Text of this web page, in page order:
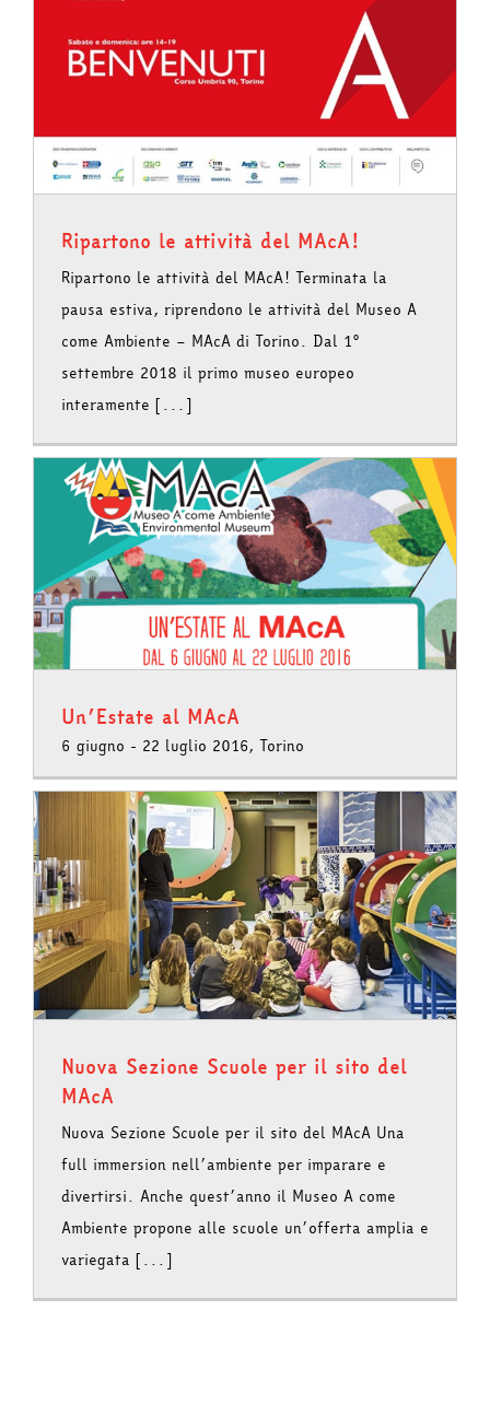
Ripartono le attività del MAcA!
Ripartono le attività del MAcA! Terminata la
pausa estiva, riprendono le attività del Museo A
come Ambiente – MAcA di Torino. Dal 1°
settembre 2018 il primo museo europeo
interamente [...]
Un’Estate al MAcA
6 giugno - 22 luglio 2016, Torino
Nuova Sezione Scuole per il sito del
MAcA
Nuova Sezione Scuole per il sito del MAcA Una
full immersion nell’ambiente per imparare e
divertirsi. Anche quest’anno il Museo A come
Ambiente propone alle scuole un’offerta amplia e
variegata [...]